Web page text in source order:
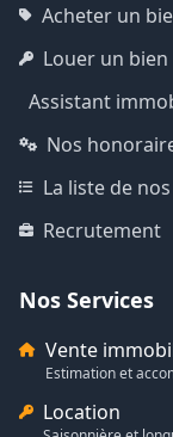
Acheter un
Louer un
Assistant
Nos
La liste de
Recrutement
Nos Services
Vente
Estimation et
Location